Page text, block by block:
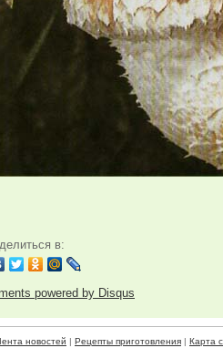
в:
powered by Disqus
новостей | Рецепты приготовления | Карта